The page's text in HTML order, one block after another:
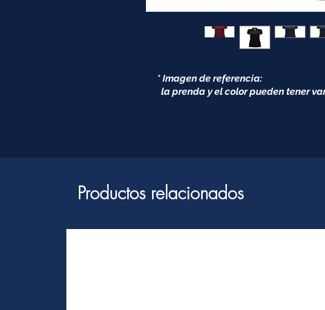
* Imagen de referencia:
la prenda y el color pueden tener
Productos relacionados